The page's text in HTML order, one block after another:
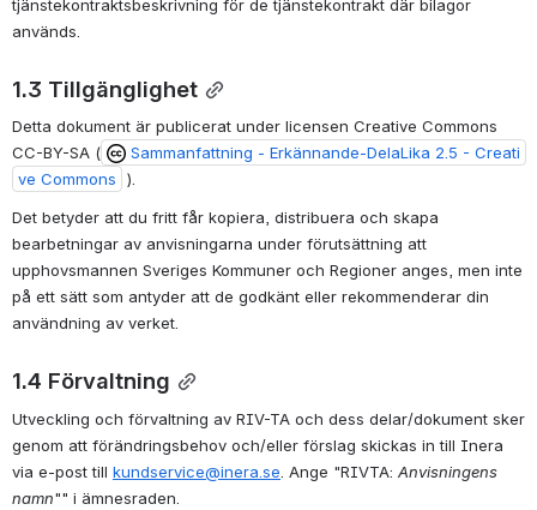
tjänstekontraktsbeskrivning för de tjänstekontrakt där bilagor
används.
1.3 Tillgänglighet
Detta dokument är publicerat under licensen Creative Commons
CC-BY-SA (
Sammanfattning - Erkännande-DelaLika 2.5 - Creati
ve Commons
).
Det betyder att du fritt får kopiera, distribuera och skapa
bearbetningar av anvisningarna under förutsättning att
upphovsmannen Sveriges Kommuner och Regioner anges, men inte
på ett sätt som antyder att de godkänt eller rekommenderar din
användning av verket.
1.4 Förvaltning
Utveckling och förvaltning av RIV-TA och dess delar/dokument sker
genom att förändringsbehov och/eller förslag skickas in till Inera
via e-post till kundservice@inera.se . Ange "RIVTA: Anvisningens
namn"" i ämnesraden.